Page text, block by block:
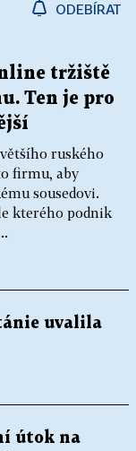
ODEBÍRAT
tržiště
Ten je pro
ruského
firmu, aby
sousedovi.
kterého podnik
uvalila
útok na